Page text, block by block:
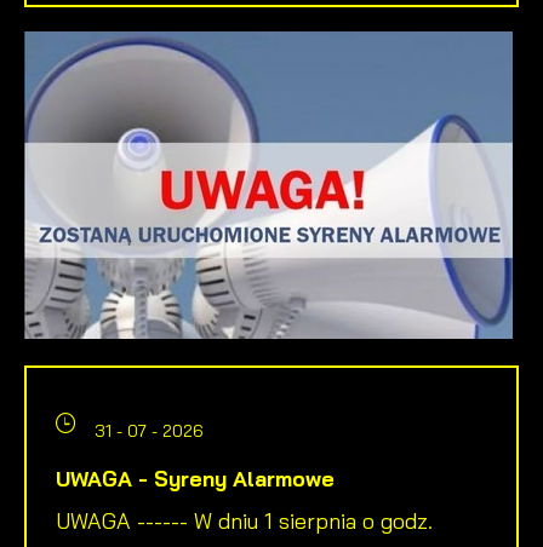
31 - 07 - 2026
UWAGA - Syreny Alarmowe
UWAGA ------ W dniu 1 sierpnia o godz.